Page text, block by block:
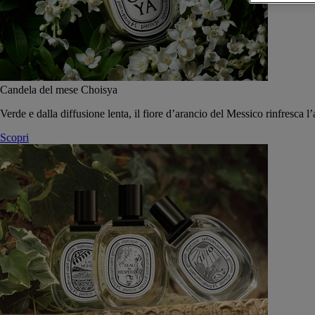
Candela del mese Choisya
Verde e dalla diffusione lenta, il fiore d’arancio del Messico rinfresca
Scopri